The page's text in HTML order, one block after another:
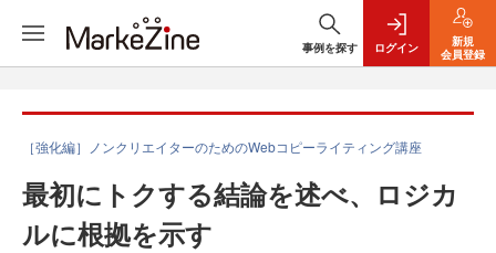
事例を探す ログイン
新規
会員登録
［強化編］ノンクリエイターのためのWebコピーライティング講座
最初にトクする結論を述べ、ロジカ
ルに根拠を示す